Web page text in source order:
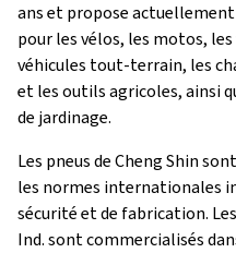
ans et propose actuellement
pour les vélos, les motos,
véhicules tout-terrain, les
et les outils agricoles, ainsi
de jardinage.
Les pneus de Cheng Shin
les normes internationales
sécurité et de fabrication.
Ind. sont commercialisés